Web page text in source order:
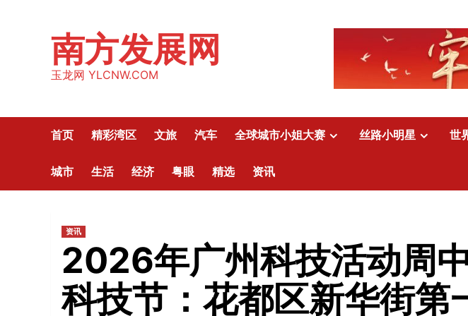
南方发展网
玉龙网 YLCNW.COM
首页 精彩湾区 文旅 汽车 全球城市小姐大赛 丝路小明星 世
城市 生活 经济 粤眼 精选 资讯
资讯
2026年广州科技活动周
科技节：花都区新华街第